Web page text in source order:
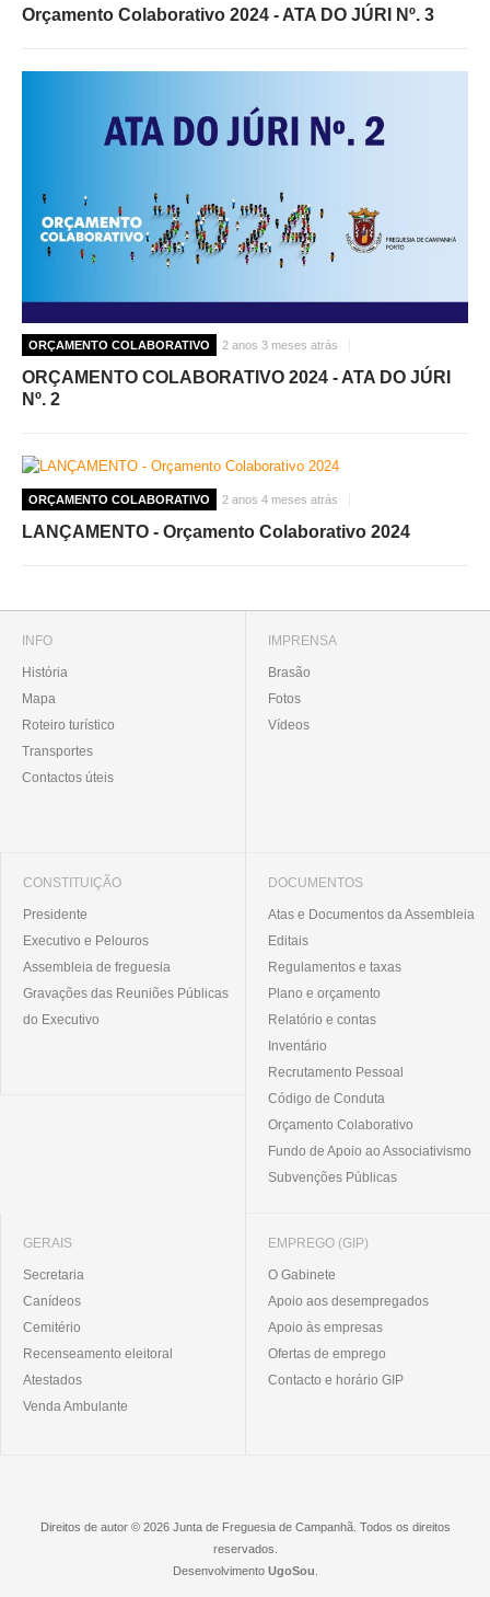
Orçamento Colaborativo 2024 - ATA DO JÚRI Nº. 3
ORÇAMENTO COLABORATIVO 2 anos 3 meses atrás
ORÇAMENTO COLABORATIVO 2024 - ATA DO JÚRI
Nº. 2
ORÇAMENTO COLABORATIVO 2 anos 4 meses atrás
LANÇAMENTO - Orçamento Colaborativo 2024
INFO
História
Mapa
Roteiro turístico
Transportes
Contactos úteis
IMPRENSA
Brasão
Fotos
Vídeos
CONSTITUIÇÃO
Presidente
Executivo e Pelouros
Assembleia de freguesia
Gravações das Reuniões Públicas
do Executivo
DOCUMENTOS
Atas e Documentos da Assembleia
Editais
Regulamentos e taxas
Plano e orçamento
Relatório e contas
Inventário
Recrutamento Pessoal
Código de Conduta
Orçamento Colaborativo
Fundo de Apoio ao Associativismo
Subvenções Públicas
GERAIS
Secretaria
Canídeos
Cemitério
Recenseamento eleitoral
Atestados
Venda Ambulante
EMPREGO (GIP)
O Gabinete
Apoio aos desempregados
Apoio às empresas
Ofertas de emprego
Contacto e horário GIP
Direitos de autor © 2026 Junta de Freguesia de Campanhã. Todos os direitos
reservados.
Desenvolvimento UgoSou